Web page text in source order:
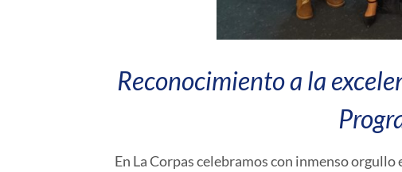
Reconocimiento a la
En La Corpas celebramos con inmenso